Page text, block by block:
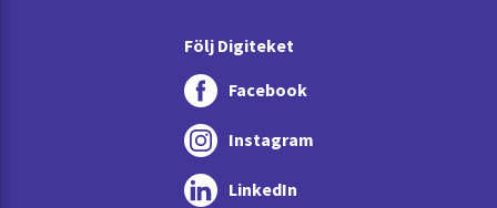
Följ Digiteket
Facebook
Instagram
LinkedIn